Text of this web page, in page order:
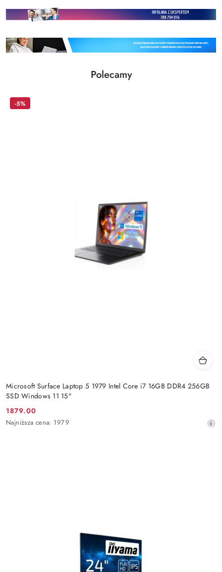
Pomiń karuzelę produktów
Produkty
Polecamy
Microsoft Surface Laptop 5 1979 Intel Core i7 16GB DDR4 256GB
SSD Windows 11 15"
Cena
promocyjna:
1879.00
Najniższa
Najniższa cena: 1979
-5%